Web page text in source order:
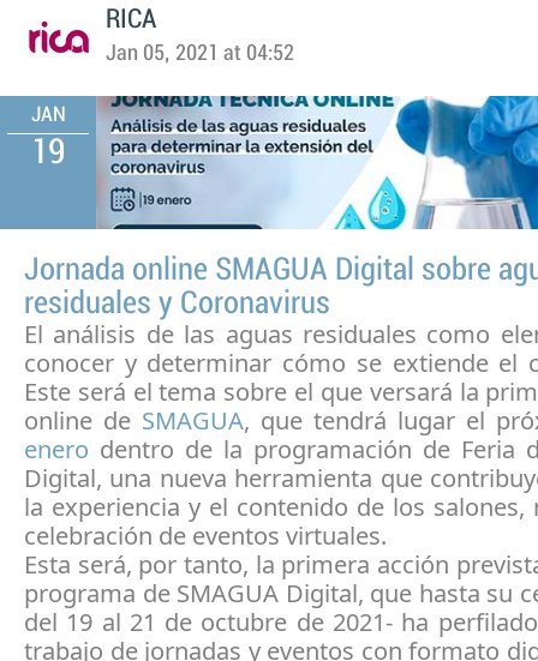
RICA
Jan 05, 2021 at 04:52
JAN
19
Jornada online SMAGUA Digital sobre
residuales y Coronavirus
El análisis de las aguas residuales como
conocer y determinar cómo se extiende el
Este será el tema sobre el que versará la
online de SMAGUA, que tendrá lugar el
enero dentro de la programación de Feria
Digital, una nueva herramienta que
la experiencia y el contenido de los salones,
celebración de eventos virtuales.
Esta será, por tanto, la primera acción
programa de SMAGUA Digital, que hasta su
del 19 al 21 de octubre de 2021- ha
trabajo de jornadas y eventos con formato